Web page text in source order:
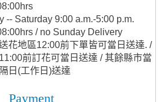
-- Saturday 9:00 a.m.-5:00 p.m.
/ no Sunday Delivery
花地區12:00前下單皆可當日送達. /
前訂花可當日送達 / 其餘縣市當
日(工作日)送達
Payment